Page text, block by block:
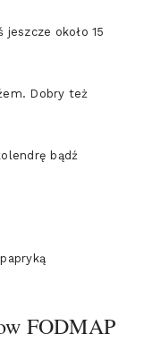
około 15
Dobry też
bądź
FODMAP